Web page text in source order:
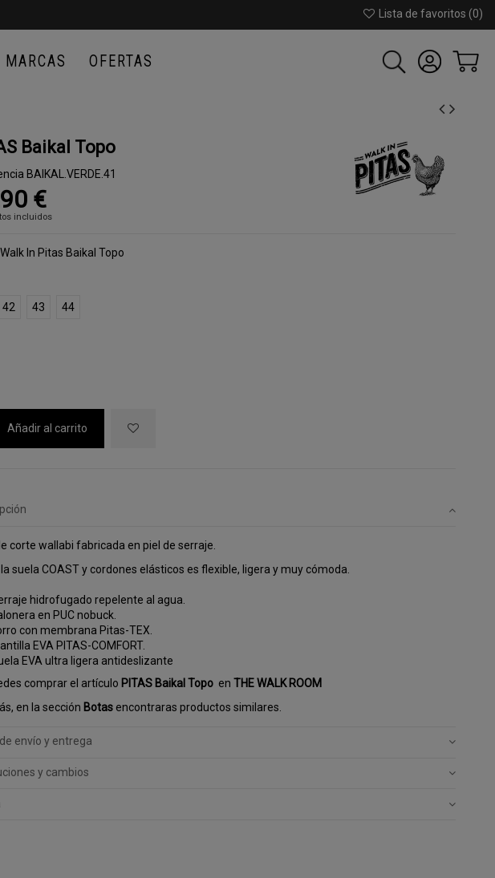
Lista de favoritos (0)
MARCAS OFERTAS
Baikal Topo
BAIKAL.VERDE.41
€
incluidos
In Pitas Baikal Topo
42 43 44
Añadir al carrito
corte wallabi fabricada en piel de serraje.
suela COAST y cordones elásticos es flexible, ligera y muy cómoda.
hidrofugado repelente al agua.
en PUC nobuck.
con membrana Pitas-TEX.
EVA PITAS-COMFORT.
EVA ultra ligera antideslizante
comprar el artículo PITAS Baikal Topo en THE WALK ROOM
en la sección Botasencontraras productos similares.
envío y entrega
y cambios